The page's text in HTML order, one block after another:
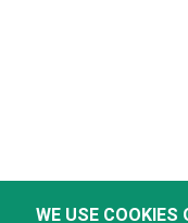
WE USE COOKIES